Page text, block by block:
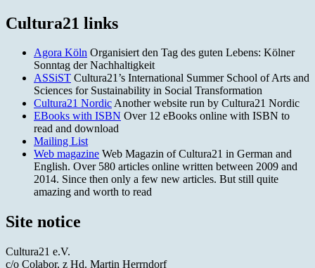
Cultura21 links
Agora Köln Organisiert den Tag des guten Lebens: Kölner
Sonntag der Nachhaltigkeit
ASSiST Cultura21’s International Summer School of Arts and
Sciences for Sustainability in Social Transformation
Cultura21 NordicAnother website run by Cultura21 Nordic
EBooks with ISBN Over 12 eBooks online with ISBN to
read and download
Mailing List
Web magazine Web Magazin of Cultura21 in German and
English. Over 580 articles online written between 2009 and
2014. Since then only a few new articles. But still quite
amazing and worth to read
Site notice
Cultura21 e.V.
c/o Colabor, z Hd. Martin Herrndorf